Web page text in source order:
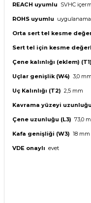
REACH uyumlu SVHC
ROHS uyumlu
Orta sert tel kesme
Sert tel için kesme
Çene kalınlığı (eklem) (T1)
Uçlar genişlik (W4) 3,0 mm
Uç Kalınlığı (T2) 2,5 mm
Kavrama yüzeyi
Çene uzunluğu (L3) 73,0
Kafa genişliği (W3) 18 mm
VDE onaylı evet